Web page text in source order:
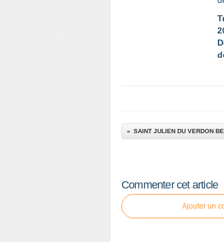
SAINT JULIEN DU VERDON
Commenter cet article
Ajouter un